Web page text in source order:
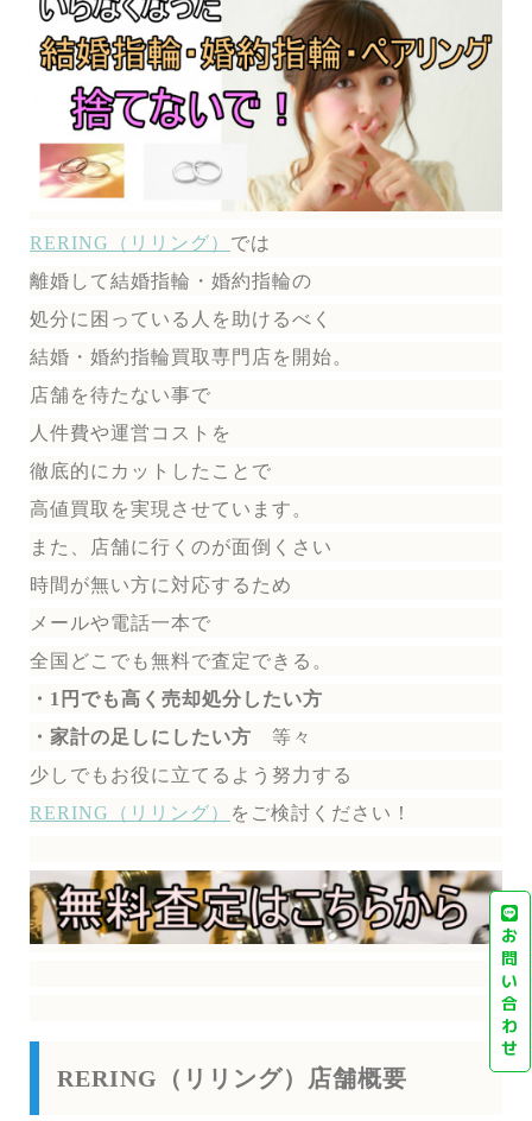
RERING（リリング） では
離婚して結婚指輪・婚約指輪の
処分に困っている人を助けるべく
結婚・婚約指輪買取専門店を開始。
店舗を待たない事で
人件費や運営コストを
徹底的にカットしたことで
高値買取を実現させています。
また、店舗に行くのが面倒くさい
時間が無い方に対応するため
メールや電話一本で
全国どこでも無料で査定できる。
・1円でも高く売却処分したい方
・家計の足しにしたい方 等々
少しでもお役に立てるよう努力する
RERING（リリング）
を ご検討ください！
RERING（リリング）店舗概要
お
問
い
合
わ
せ